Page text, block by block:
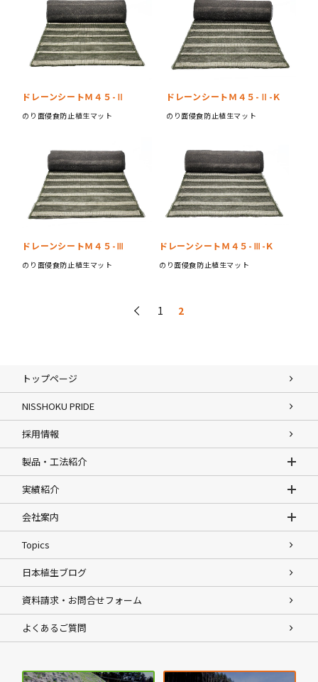
土壌団粒化剤の効果確認試験
改良や沖縄の赤水対策などに使用されてきました。団粒化し
的に安定したのり面を維持するため、不織布にも植物の通芽
や生育を妨げない構造のものを採用しています。ドレーンシ
ートシリーズは、侵食防止と植生工が両立した侵食防止工法
です。
ドレーンシートＭ４５-Ⅱ
のり面侵食防止植生マット
ドレーンシートＭ４５-Ⅱ-Ｋ
のり面侵食防止植生マット
ドレーンシートＭ４５-Ⅲ
のり面侵食防止植生マット
ドレーンシートＭ４５-Ⅲ-Ｋ
のり面侵食防止植生マット
ー
ジ
送
り
1 2
トップページ
NISSHOKU PRIDE
採用情報
製品・工法紹介
実績紹介
会社案内
Topics
日本植生ブログ
資料請求・お問合せフォーム
よくあるご質問